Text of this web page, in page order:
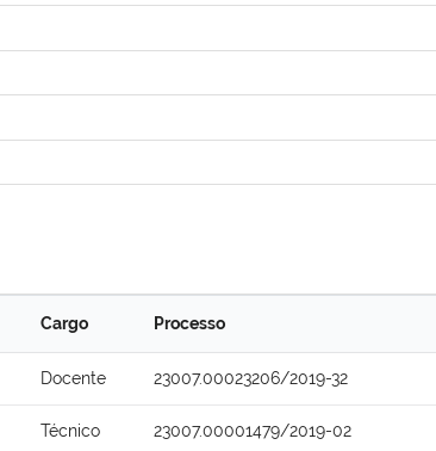
Cargo Processo
Docente 23007.00023206/2019-32
Técnico 23007.00001479/2019-02